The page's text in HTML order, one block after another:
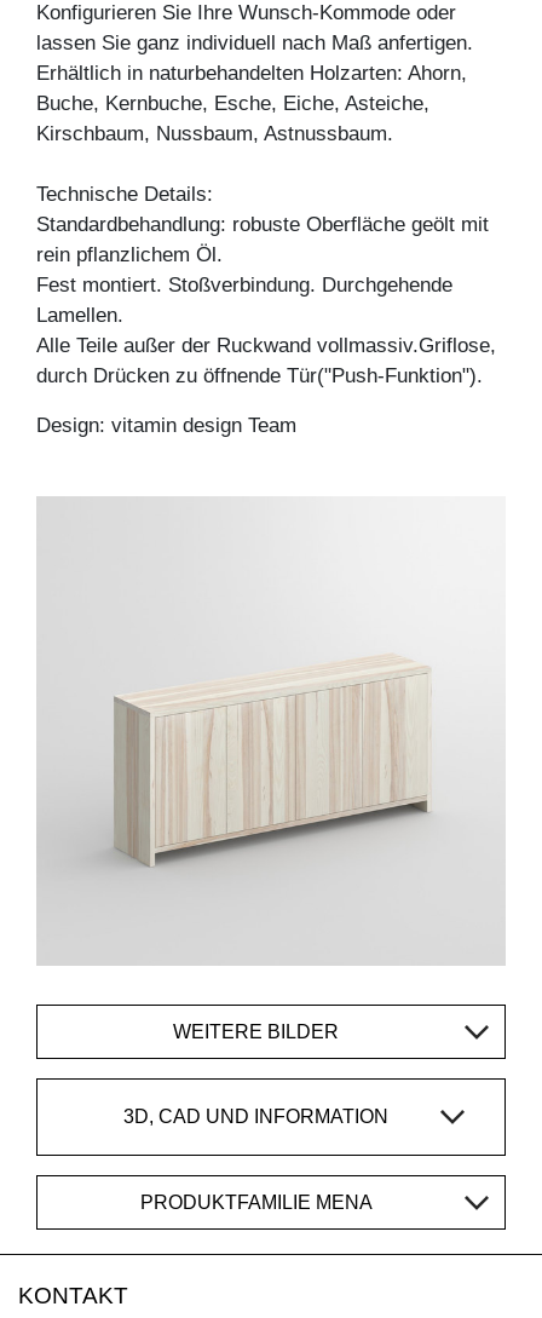
Konfigurieren Sie Ihre Wunsch-Kommode oder
lassen Sie ganz individuell nach Maß anfertigen.
Erhältlich in naturbehandelten Holzarten: Ahorn,
Buche, Kernbuche, Esche, Eiche, Asteiche,
Kirschbaum, Nussbaum, Astnussbaum.
Technische Details:
Standardbehandlung: robuste Oberfläche geölt mit
rein pflanzlichem Öl.
Fest montiert. Stoßverbindung. Durchgehende
Lamellen.
Alle Teile außer der Ruckwand vollmassiv.Griflose,
durch Drücken zu öffnende Tür("Push-Funktion").
Design: vitamin design Team
WEITERE BILDER
3D, CAD UND INFORMATION
PRODUKTFAMILIE MENA
KONTAKT